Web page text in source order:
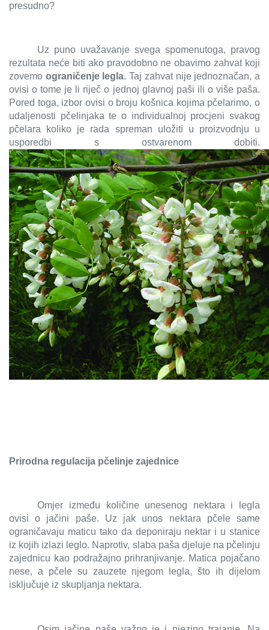
presudno?
Uz puno uvažavanje svega spomenutoga, pravog
rezultata neće biti ako pravodobno ne obavimo zahvat koji
zovemo ograničenje legla. Taj zahvat nije jednoznačan, a
ovisi o tome je li riječ o jednoj glavnoj paši ili o više paša.
Pored toga, izbor ovisi o broju košnica kojima pčelarimo, o
udaljenosti pčelinjaka te o individualnoj procjeni svakog
pčelara koliko je rada spreman uložiti u proizvodnju u
usporedbi s ostvarenom dobiti.
Prirodna regulacija pčelinje zajednice
Omjer između količine unesenog nektara i legla
ovisi o jačini paše. Uz jak unos nektara pčele same
ograničavaju maticu tako da deponiraju nektar i u stanice
iz kojih izlazi leglo. Naprotiv, slaba paša djeluje na pčelinju
zajednicu kao podražajno prihranjivanje. Matica pojačano
nese, a pčele su zauzete njegom legla, što ih dijelom
isključuje iz skupljanja nektara.